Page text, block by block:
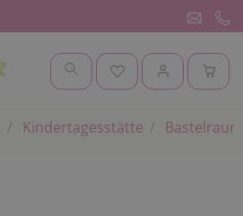
Kindertagesstätte